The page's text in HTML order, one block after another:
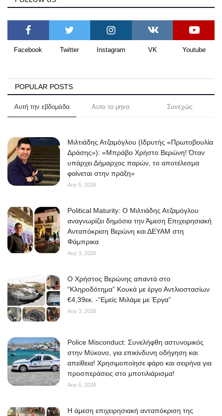
Facebook Twitter Instagram VK Youtube
POPULAR POSTS
Αυτή την εβδομάδα Αυτο το μηνα Συνεχώς
Μιλτιάδης Ατζαμόγλου (Ιδρυτής «Πρωτοβουλία
Δράσης»): «Μπράβο Χρήστο Βερώνη! Όταν
υπάρχει Δήμαρχος παρών, το αποτέλεσμα
φαίνεται στην πράξη»
Αυγ 5, 2026
Political Maturity: Ο Μιλτιάδης Ατζαμόγλου
αναγνωρίζει δημόσια την Άμεση Επιχειρησιακή
Ανταπόκριση Βερώνη και ΔΕΥΑΜ στη
Φάμπρικα
Αυγ 3, 2026
O Χρήστος Βερώνης απαντά στο
“Κληροδότημα” Κουκά με έργο Αντλιοστασίων
€4,39εκ. -“Εμείς Μιλάμε με Έργα”
Αυγ 3, 2026
Police Misconduct: Συνελήφθη αστυνομικός
στην Μύκονο, για επικίνδυνη οδήγηση και
απείθεια! Χρησιμοποίησε φάρο και σειρήνα για
προσπεράσεις στο μποτιλιάρισμα!
Αυγ 6, 2026
Η άμεση επιχειρησιακή ανταπόκριση της